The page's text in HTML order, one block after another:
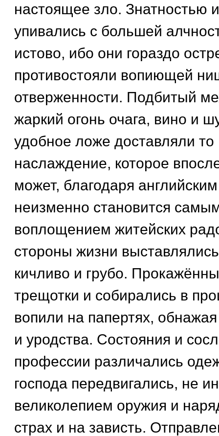
настоящее зло. Знатностью
упивались с большей
истово, ибо они гораздо
противостояли вопиющей
отверженности. Подбитый
жаркий огонь очага, вино и
удобное ложе доставляли
наслаждение, которое
может, благодаря
неизменно становится
воплощением житейских
стороны жизни
кичливо и грубо.
трещотки и собирались в
вопили на папертях,
и уродства. Состояния и
профессии различались
господа передвигались, не
великолепием оружия и
страх и на зависть.